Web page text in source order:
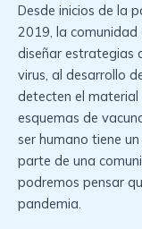
Desde inicios de la
2019, la comunidad
diseñar estrategias
virus, al desarrollo
detecten el
esquemas de
ser humano tiene
parte de una
podremos pensar
pandemia.